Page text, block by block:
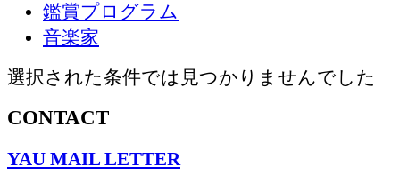
鑑賞プログラム
音楽家
選択された条件では見つかりませんでした
CONTACT
YAU MAIL LETTER